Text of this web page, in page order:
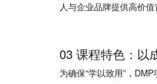
人与企业品牌提供高价值
03 课程特色：以
为确保“学以致用”，